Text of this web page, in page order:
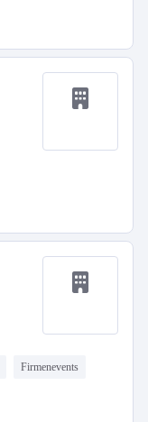
Firmenevents